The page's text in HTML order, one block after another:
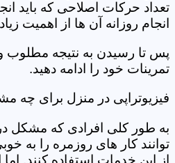
تعداد حرکات اصلاحی که باید
انجام روزانه آن ها از اهمیت
پس تا رسیدن به نتیجه مطلوب و
تمرینات خود را ادامه دهید.
فیزیوتراپی در منزل برای چه
به طور کلی افرادی که مشکل
توانند کار های روزمره را به
از این خدمات استفاده کنند.